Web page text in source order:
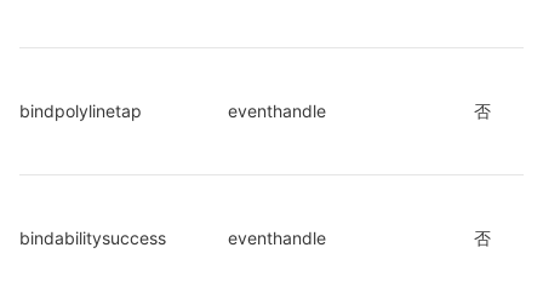
bindpolylinetap eventhandle 否
bindabilitysuccess eventhandle 否